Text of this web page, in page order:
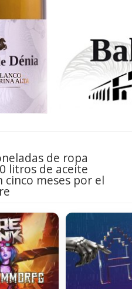
de ropa
litros de aceite
cinco meses por el